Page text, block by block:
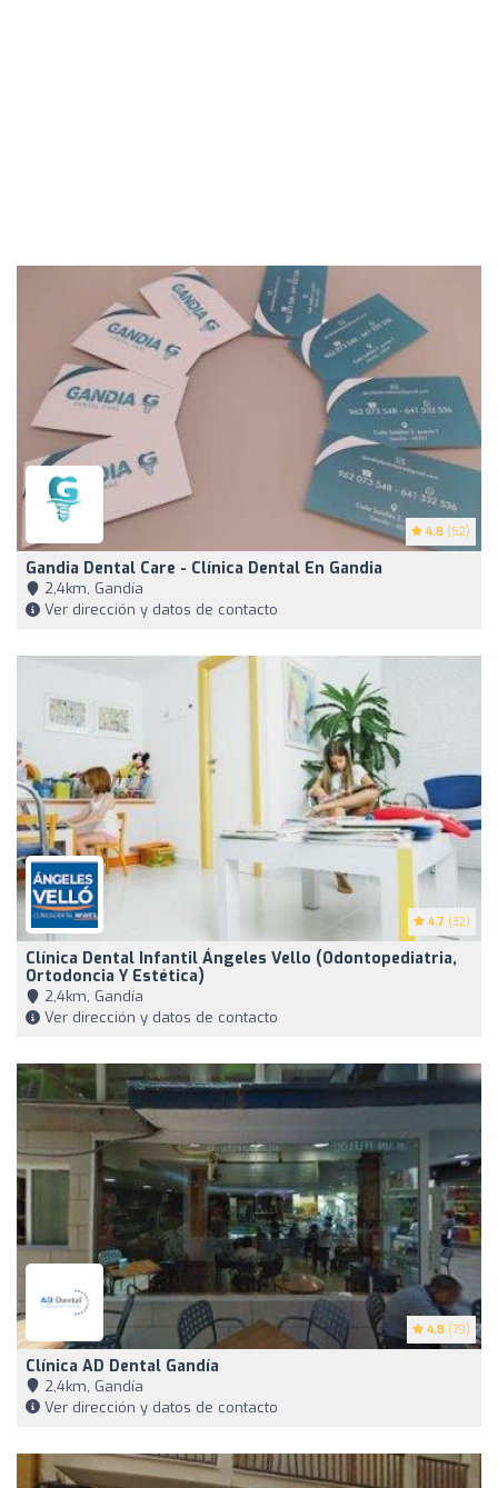
4.8 (52)
Gandia Dental Care - Clínica Dental En Gandia
2,4km, Gandía
Ver dirección y datos de contacto
4.7 (32)
Clínica Dental Infantil Ángeles Vello (Odontopediatria,
Ortodoncia Y Estética)
2,4km, Gandía
Ver dirección y datos de contacto
4.8 (79)
Clínica AD Dental Gandía
2,4km, Gandía
Ver dirección y datos de contacto